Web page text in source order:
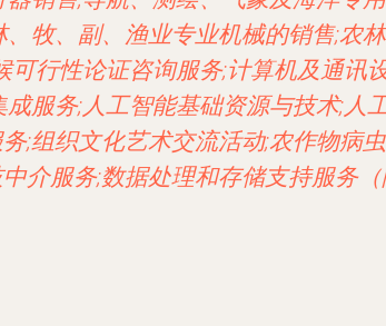
牧、副、渔业专业机械的销售;农
行性论证咨询服务;计算机及通讯
服务;人工智能基础资源与技术;人
;组织文化艺术交流活动;农作物病
介服务;数据处理和存储支持服务